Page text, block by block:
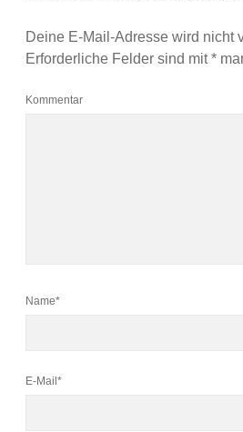
Deine E-Mail-Adresse wird nicht
Erforderliche Felder sind mit*
Kommentar
Name*
E-Mail*